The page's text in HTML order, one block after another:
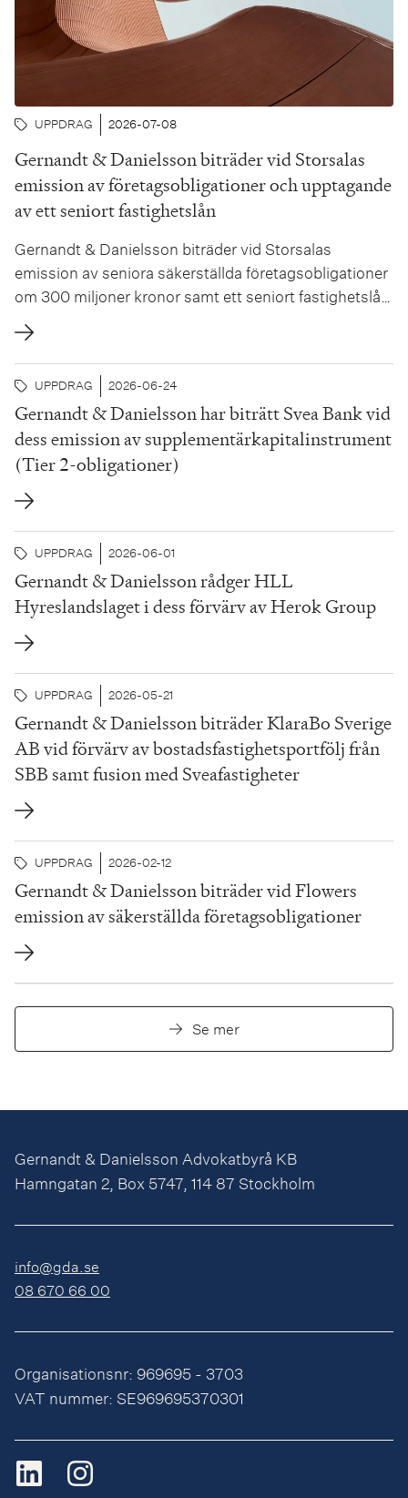
UPPDRAG 2026-07-08
Gernandt & Danielsson biträder vid Storsalas
emission av företagsobligationer och upptagande
av ett seniort fastighetslån
Gernandt & Danielsson biträder vid Storsalas
emission av seniora säkerställda företagsobligationer
om 300 miljoner kronor samt ett seniort fastighetslån
om 710 miljoner kronor. Lånelikviden kommer att
användas för att delvis finansiera förvärvet av en
fastighetsportfölj med ett underliggande
fastighetsvärde om cirka 1,2 miljarder kronor.
Storsala...
UPPDRAG 2026-06-24
Gernandt & Danielsson har biträtt Svea Bank vid
dess emission av supplementärkapitalinstrument
(Tier 2-obligationer)
UPPDRAG 2026-06-01
Gernandt & Danielsson rådger HLL
Hyreslandslaget i dess förvärv av Herok Group
UPPDRAG 2026-05-21
Gernandt & Danielsson biträder KlaraBo Sverige
AB vid förvärv av bostadsfastighetsportfölj från
SBB samt fusion med Sveafastigheter
UPPDRAG 2026-02-12
Gernandt & Danielsson biträder vid Flowers
emission av säkerställda företagsobligationer
Se mer
Gernandt & Danielsson Advokatbyrå KB
Hamngatan 2, Box 5747, 114 87 Stockholm
info@gda.se
08 670 66 00
Organisationsnr: 969695 - 3703
VAT nummer: SE969695370301